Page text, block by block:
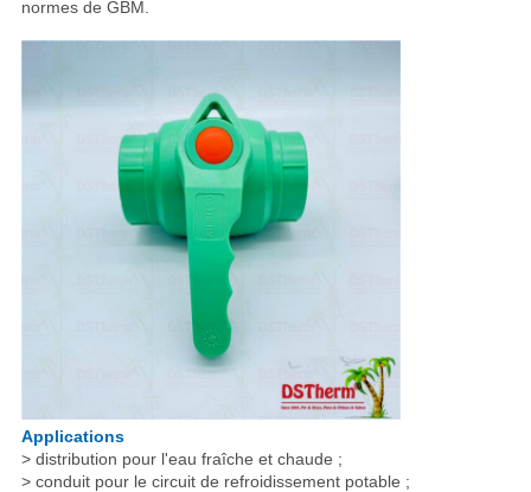
normes de GBM.
Applications
> distribution pour l'eau fraîche et chaude ;
> conduit pour le circuit de refroidissement potable ;